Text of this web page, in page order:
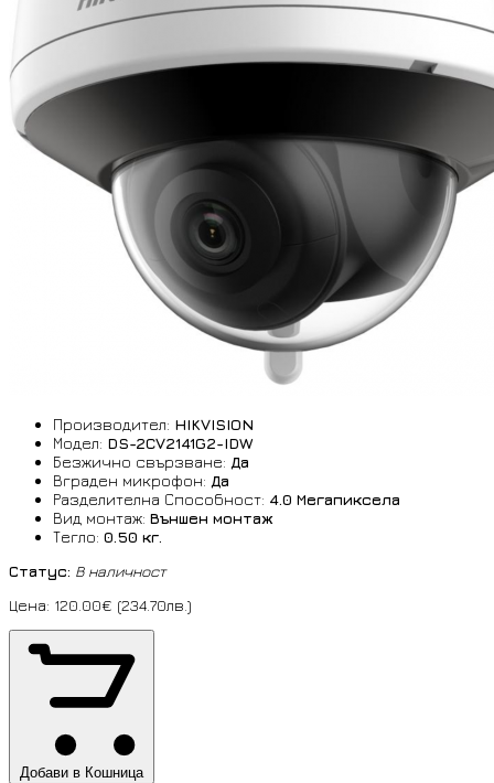
Производител: HIKVISION
Модел: DS-2CV2141G2-IDW
Безжично свързване: Да
Вграден микрофон: Да
Разделителна Способност: 4.0 Мегапиксела
Вид монтаж: Външен монтаж
Тегло: 0.50 кг.
Статус: В наличност
Цена: 120.00€ (234.70лв.)
Добави в Кошница